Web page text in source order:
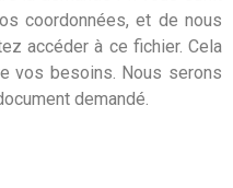
coordonnées, et de nous
accéder à ce fichier. Cela
vos besoins. Nous serons
demandé.